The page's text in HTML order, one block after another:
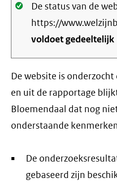
Oké.
De status van de
https://
voldoet gedeeltelijk
De website is
en uit de rapportage
Bloemendaal dat nog
onderstaande
De
gebaseerd zijn